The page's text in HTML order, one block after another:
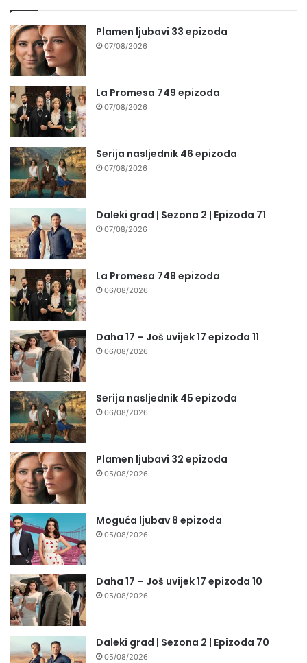
Plamen ljubavi 33 epizoda
07/08/2026
La Promesa 749 epizoda
07/08/2026
Serija nasljednik 46 epizoda
07/08/2026
Daleki grad | Sezona 2 | Epizoda 71
07/08/2026
La Promesa 748 epizoda
06/08/2026
Daha 17 – Još uvijek 17 epizoda 11
06/08/2026
Serija nasljednik 45 epizoda
06/08/2026
Plamen ljubavi 32 epizoda
05/08/2026
Moguća ljubav 8 epizoda
05/08/2026
Daha 17 – Još uvijek 17 epizoda 10
05/08/2026
Daleki grad | Sezona 2 | Epizoda 70
05/08/2026